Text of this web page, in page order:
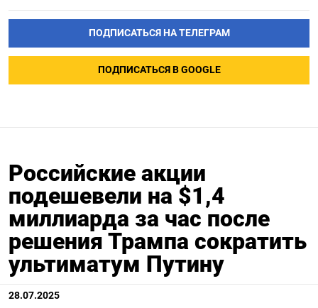
ПОДПИСАТЬСЯ НА ТЕЛЕГРАМ
ПОДПИСАТЬСЯ В GOOGLE
Российские акции
подешевели на $1,4
миллиарда за час после
решения Трампа сократить
ультиматум Путину
28.07.2025